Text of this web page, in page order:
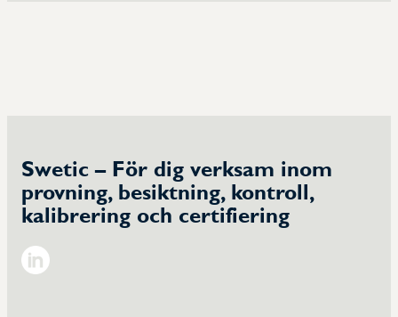
Swetic – För dig verksam inom
provning, besiktning, kontroll,
kalibrering och certifiering